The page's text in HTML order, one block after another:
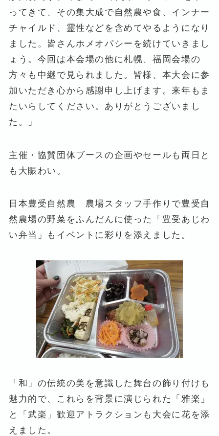
ってきて、その集大成で自然農や食、インナー
チャイルド、霊性などを含めてやるようになり
ました。皆さんホメオパシーを続けていきまし
ょう。今回は本会場の他に札幌、福岡会場の
方々も中継で見られました。皆様、本大会に参
加いただき心から感謝申し上げます。来年もま
たいらしてください。ありがとうございまし
た。」
主催・協賛団体ブースの企画やセールも両日と
も大賑わい。
日本豊受自然農 農場スタッフ手作りで豊受自
然農場の野菜をふんだんに使った「豊受あじわ
い弁当」もイベントに彩りを添えました。
「和」の伝統の美を意識した舞台の飾り付けも
魅力的で、これらを背景に演じられた「雅楽」
と「武楽」歓迎アトラクションも大会に花を添
えました。